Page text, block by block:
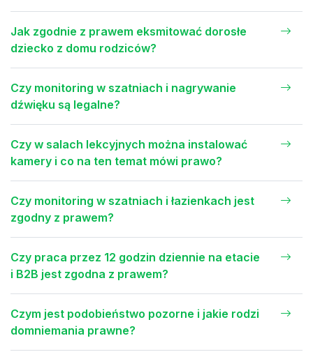
Jak zgodnie z prawem eksmitować dorosłe
dziecko z domu rodziców?
Czy monitoring w szatniach i nagrywanie
dźwięku są legalne?
Czy w salach lekcyjnych można instalować
kamery i co na ten temat mówi prawo?
Czy monitoring w szatniach i łazienkach jest
zgodny z prawem?
Czy praca przez 12 godzin dziennie na etacie
i B2B jest zgodna z prawem?
Czym jest podobieństwo pozorne i jakie rodzi
domniemania prawne?